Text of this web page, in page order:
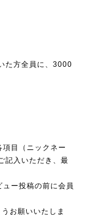
た方全員に、3000
目（ニックネー
記入いただき、最
ー投稿の前に会員
お願いいたしま